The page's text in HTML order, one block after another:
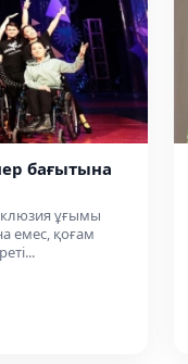
бағытына
ұғымы
емес, қоғам